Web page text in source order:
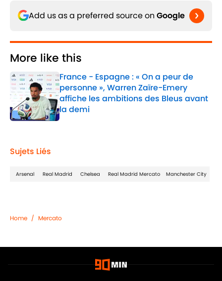
Add us as a preferred source on Google
More like this
France - Espagne : « On a peur de
personne », Warren Zaïre-Emery
affiche les ambitions des Bleus avant
la demi
Published by on Invalid Date
Sujets Liés
Arsenal Real Madrid Chelsea Real Madrid Mercato Manchester City
Home / Mercato